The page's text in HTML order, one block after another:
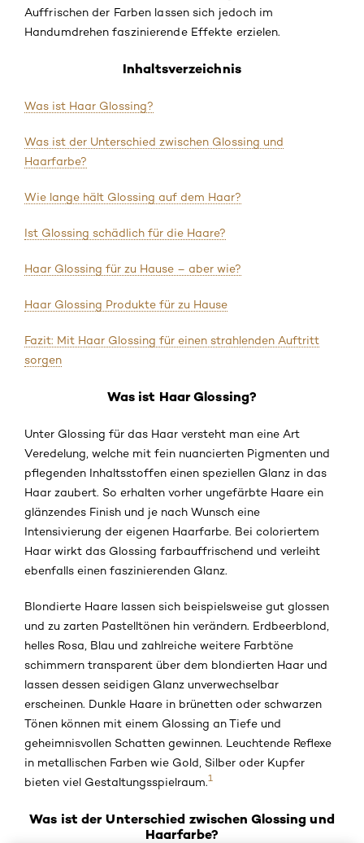
Auffrischen der Farben lassen sich jedoch im
Handumdrehen faszinierende Effekte erzielen.
Inhaltsverzeichnis
Was ist Haar Glossing?
Was ist der Unterschied zwischen Glossing und
Haarfarbe?
Wie lange hält Glossing auf dem Haar?
Ist Glossing schädlich für die Haare?
Haar Glossing für zu Hause – aber wie?
Haar Glossing Produkte für zu Hause
Fazit: Mit Haar Glossing für einen strahlenden Auftritt
sorgen
Was ist Haar Glossing?
Unter Glossing für das Haar versteht man eine Art
Veredelung, welche mit fein nuancierten Pigmenten und
pflegenden Inhaltsstoffen einen speziellen Glanz in das
Haar zaubert. So erhalten vorher ungefärbte Haare ein
glänzendes Finish und je nach Wunsch eine
Intensivierung der eigenen Haarfarbe. Bei coloriertem
Haar wirkt das Glossing farbauffrischend und verleiht
ebenfalls einen faszinierenden Glanz.
Blondierte Haare lassen sich beispielsweise gut glossen
und zu zarten Pastelltönen hin verändern. Erdbeerblond,
helles Rosa, Blau und zahlreiche weitere Farbtöne
schimmern transparent über dem blondierten Haar und
lassen dessen seidigen Glanz unverwechselbar
erscheinen. Dunkle Haare in brünetten oder schwarzen
Tönen können mit einem Glossing an Tiefe und
geheimnisvollen Schatten gewinnen. Leuchtende Reflexe
in metallischen Farben wie Gold, Silber oder Kupfer
bieten viel Gestaltungsspielraum.1
Was ist der Unterschied zwischen Glossing und
Haarfarbe?